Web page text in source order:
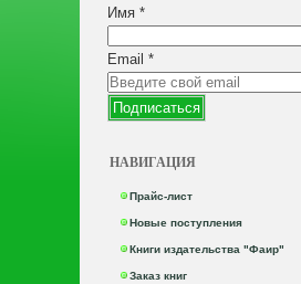
Имя *
Email *
НАВИГАЦИЯ
Прайс-лист
Новые поступления
Книги издательства "Фаир"
Заказ книг